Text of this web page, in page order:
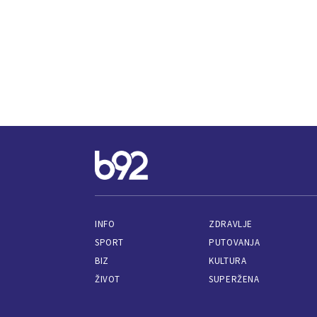
INFO
SPORT
BIZ
ŽIVOT
ZDRAVLJE
PUTOVANJA
KULTURA
SUPERŽENA